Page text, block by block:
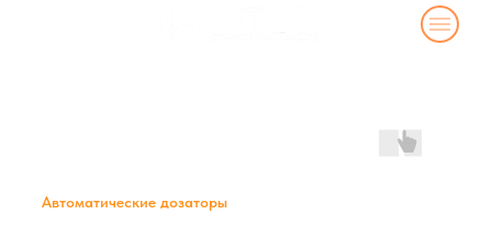
Автоматические дозаторы